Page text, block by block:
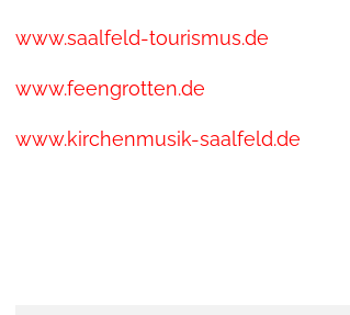
www.saalfeld-tourismus.de
www.feengrotten.de
www.kirchenmusik-saalfeld.de